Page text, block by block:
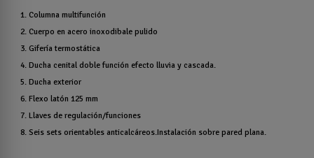
1. Columna multifunción
2. Cuerpo en acero inoxodibale pulido
3. Gifería termostática
4. Ducha cenital doble función efecto lluvia y cascada.
5. Ducha exterior
6. Flexo latón 125 mm
7. Llaves de regulación/funciones
8. Seis sets orientables anticalcáreos.Instalación sobre pared plana.